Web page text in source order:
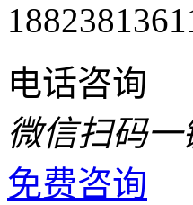
电话咨询
微信扫码一
免费咨询